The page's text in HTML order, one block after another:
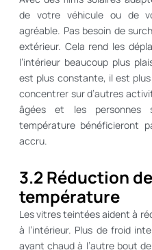
de votre véhicule ou de
agréable. Pas besoin de
extérieur. Cela rend les
l’intérieur beaucoup plus
est plus constante, il est
concentrer sur d’autres
âgées et les personnes
température bénéficieront
accru.
3.2 Réduction
température
Les vitres teintées aident à
à l’intérieur. Plus de froid
ayant chaud à l’autre bout